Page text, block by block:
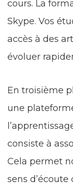
cours. La
Skype. Vos
accès à des
évoluer
En troisième
une
consiste à
Cela permet
sens